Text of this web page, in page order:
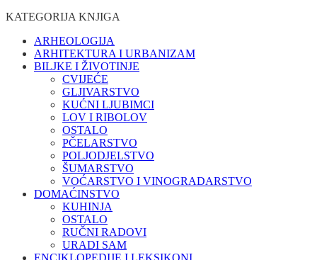
KATEGORIJA KNJIGA
ARHEOLOGIJA
ARHITEKTURA I URBANIZAM
BILJKE I ŽIVOTINJE
CVIJEĆE
GLJIVARSTVO
KUĆNI LJUBIMCI
LOV I RIBOLOV
OSTALO
PČELARSTVO
POLJODJELSTVO
ŠUMARSTVO
VOĆARSTVO I VINOGRADARSTVO
DOMAĆINSTVO
KUHINJA
OSTALO
RUČNI RADOVI
URADI SAM